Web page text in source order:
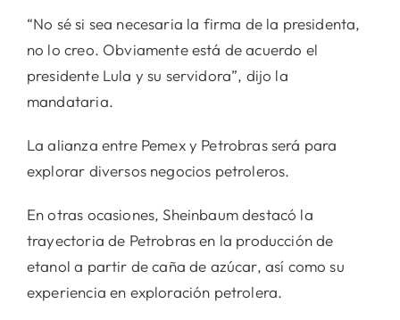
“No sé si sea necesaria la firma de la presidenta,
no lo creo. Obviamente está de acuerdo el
presidente Lula y su servidora”, dijo la
mandataria.
La alianza entre Pemex y Petrobras será para
explorar diversos negocios petroleros.
En otras ocasiones, Sheinbaum destacó la
trayectoria de Petrobras en la producción de
etanol a partir de caña de azúcar, así como su
experiencia en exploración petrolera.